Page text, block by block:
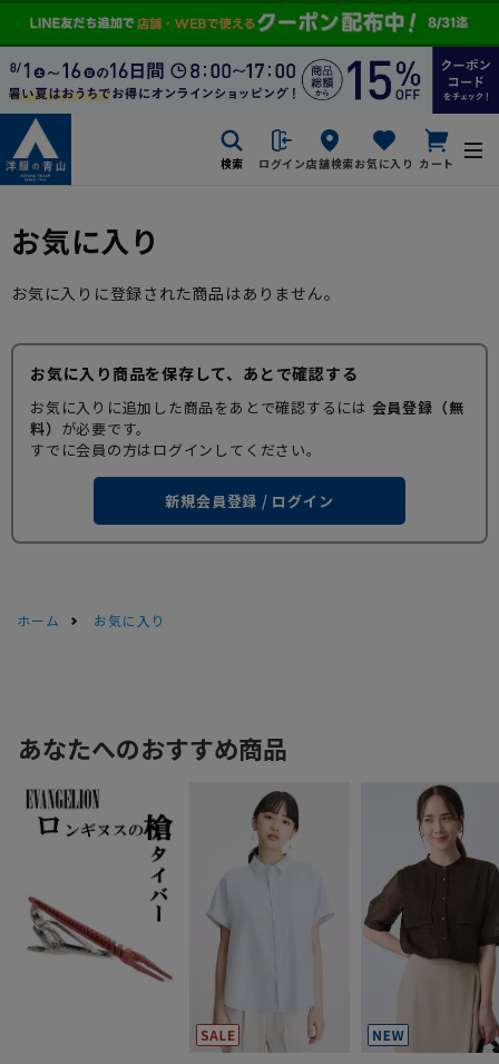
検索 ログイン店舗検索お気に入り カート
お気に入り
お気に入りに登録された商品はありません。
お気に入り商品を保存して、あとで確認する
お気に入りに追加した商品をあとで確認するには 会員登録（無
料） が必要です。
すでに会員の方はログインしてください。
新規会員登録 / ログイン
ホーム お気に入り